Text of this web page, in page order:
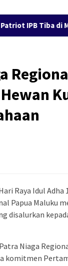
Dukung
Raya Idul
Papua Maluku
disalurkan
Niaga
komitmen